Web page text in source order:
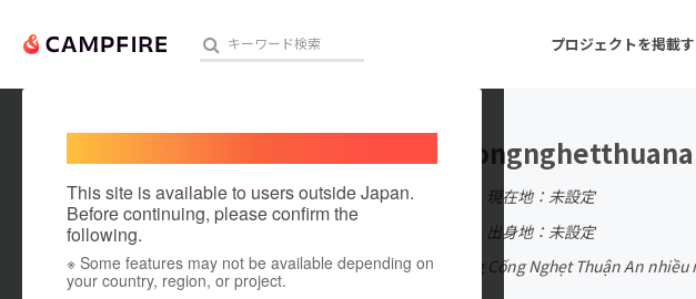
プロジェクトを掲載
人気のプロジェクト 注目のリターン 注目の新着プ
アート・写真 音楽
This site is available to users outside Japan.
Before continuing, please confirm the
following.
※ Some features may not be available depending on
your country, region, or project.
在住国：日本
現在地：未設定
出身地：未設定
Dịch Vụ Thông Cống Nghẹt Thuận An